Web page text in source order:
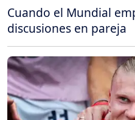
Cuando el Mundial
discusiones en pareja